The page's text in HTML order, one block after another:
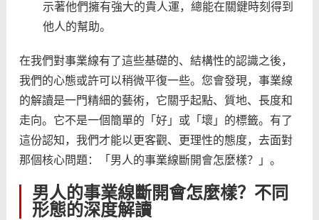
示著他們擁有強大的貴人運，總能在關鍵時刻得到
他人的幫助。
在我們對事業線有了這些基礎的、結構性的認識之後，
我們的心態或許可以稍微平復一些。您會發現，事業線
的解讀是一門精細的藝術，它關乎起點、質地、長度和
走向。它不是一個簡單的「好」或「壞」的標籤。有了
這份認知，我們才能以更客觀、更理性的態度，去面對
那個核心問題：「男人的事業線斷開會怎麼樣？」。
男人的事業線斷開會怎麼樣？不同
形態的深度解讀